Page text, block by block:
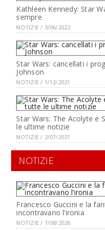
Kathleen Kennedy: Star
sempre
NOTIZIE / 3/06/2022
Star Wars: cancellati i
Johnson
NOTIZIE / 1/12/2021
Star Wars: The Acolyte e
le ultime notizie
NOTIZIE / 2/07/2021
NOTIZIE
Francesco Guccini e la
incontravano l’ironia
NOTIZIE / 7/08/2026